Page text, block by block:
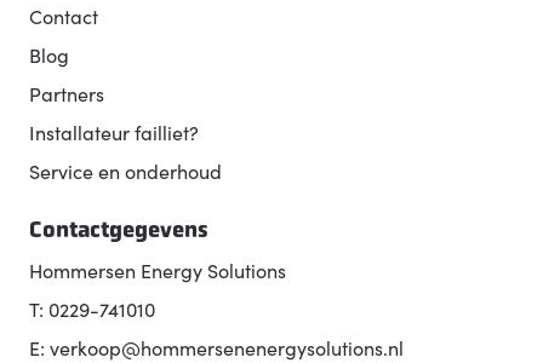
Contact
Blog
Partners
Installateur failliet?
Service en onderhoud
Contactgegevens
Hommersen Energy Solutions
T: 0229-741010
E: verkoop@hommersenenergysolutions.nl